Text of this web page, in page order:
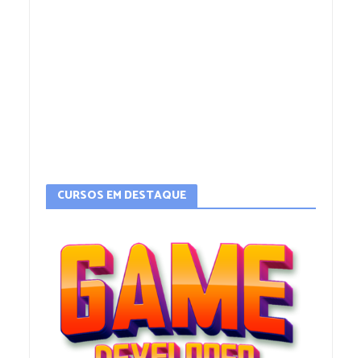
CURSOS EM DESTAQUE